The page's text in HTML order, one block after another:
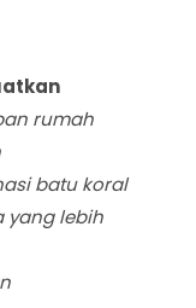
rumah
batu koral
yang lebih